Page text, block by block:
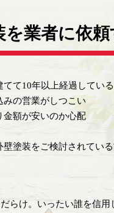
を業者に依
てて10年以上経過している
みの営業がしつこい
金額が安いのか心配
壁塗装をご検討されてい
らけ。いったい誰を信